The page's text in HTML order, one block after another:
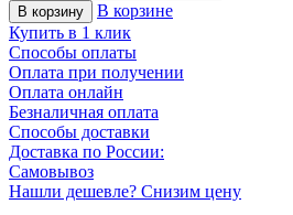
В корзину
В корзине
Купить в 1 клик
Способы оплаты
Оплата при получении
Оплата онлайн
Безналичная оплата
Способы доставки
Доставка по России:
Самовывоз
Нашли дешевле? Снизим цену